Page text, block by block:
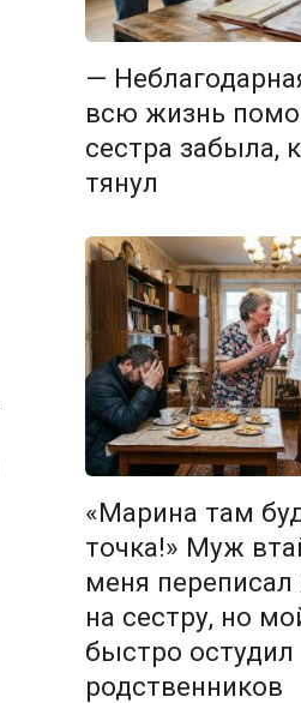
—
всю жизнь
сестра забыла,
тянул
«Марина там
точка!» Муж
меня переписал
на сестру, но
быстро
родственников